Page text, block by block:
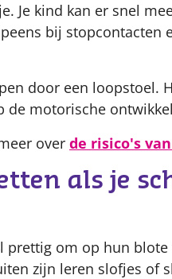
Je kind kan er snel
bij stopcontacten
door een loopstoel.
de motorische
over de risico's
als je
prettig om op hun
zijn leren slofjes of